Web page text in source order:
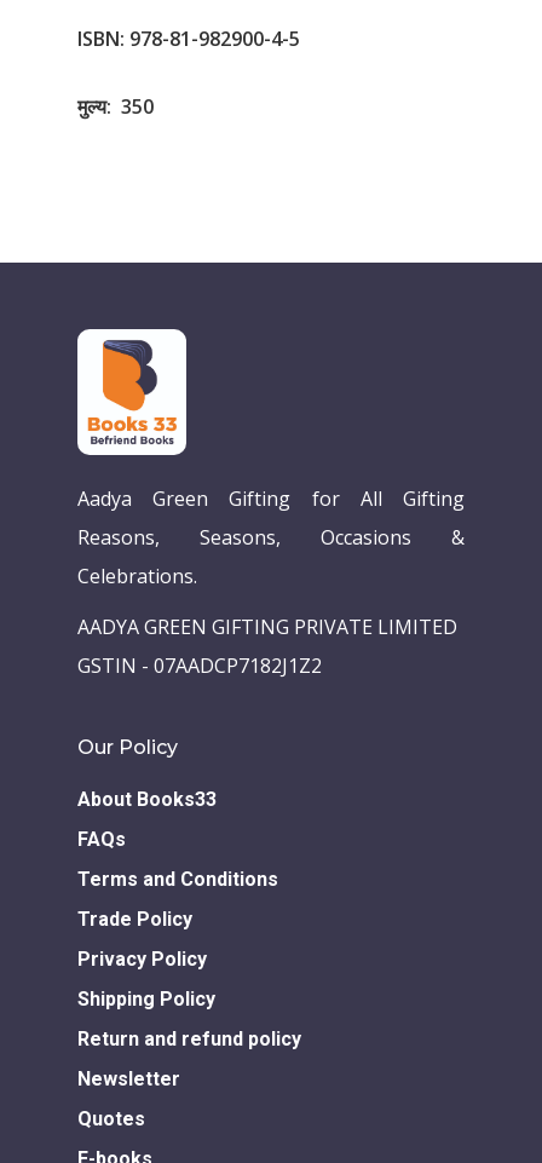
ISBN: 978-81-982900-4-5
मुल्य: 350
Aadya Green Gifting for All Gifting
Reasons, Seasons, Occasions &
Celebrations.
AADYA GREEN GIFTING PRIVATE LIMITED
GSTIN - 07AADCP7182J1Z2
Our Policy
About Books33
FAQs
Terms and Conditions
Trade Policy
Privacy Policy
Shipping Policy
Return and refund policy
Newsletter
Quotes